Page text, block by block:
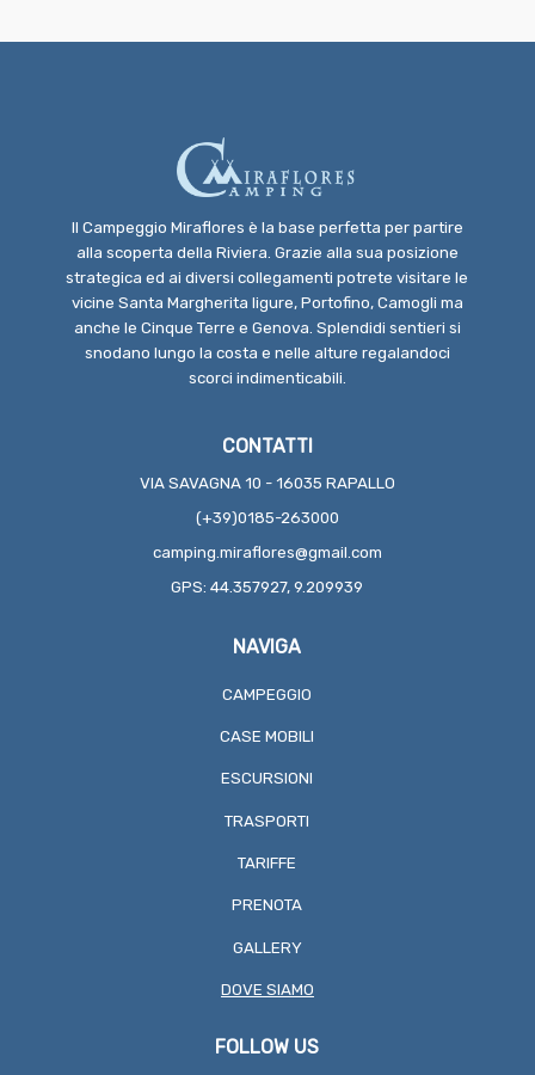
Il Campeggio Miraflores è la base perfetta per partire
alla scoperta della Riviera. Grazie alla sua posizione
strategica ed ai diversi collegamenti potrete visitare le
vicine Santa Margherita ligure, Portofino, Camogli ma
anche le Cinque Terre e Genova. Splendidi sentieri si
snodano lungo la costa e nelle alture regalandoci
scorci indimenticabili.
CONTATTI
VIA SAVAGNA 10 - 16035 RAPALLO
(+39)0185-263000
camping.miraflores@gmail.com
GPS: 44.357927, 9.209939
NAVIGA
CAMPEGGIO
CASE MOBILI
ESCURSIONI
TRASPORTI
TARIFFE
PRENOTA
GALLERY
DOVE SIAMO
FOLLOW US